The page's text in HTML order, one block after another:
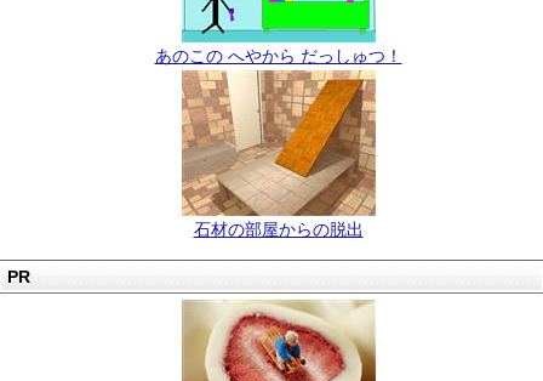
あのこの へやから だっしゅつ！
石材の部屋からの脱出
PR